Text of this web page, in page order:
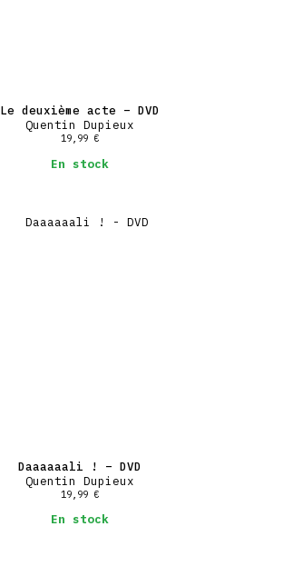
Le deuxième acte – DVD
Quentin Dupieux
19,99 €
En stock
Daaaaaali ! – DVD
Quentin Dupieux
19,99 €
En stock